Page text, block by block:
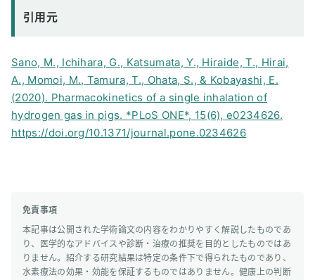
引用元
Sano, M., Ichihara, G., Katsumata, Y., Hiraide, T., Hirai,
A., Momoi, M., Tamura, T., Ohata, S., & Kobayashi, E.
(2020). Pharmacokinetics of a single inhalation of
hydrogen gas in pigs. *PLoS ONE*, 15(6), e0234626.
https://doi.org/10.1371/journal.pone.0234626
免責事項
本記事は公開された学術論文の内容をわかりやすく解説したものであ
り、医学的なアドバイスや診断・治療の推奨を目的としたものではあ
りません。紹介する研究結果は特定の条件下で得られたものであり、
水素療法の効果・効能を保証するものではありません。健康上の判断